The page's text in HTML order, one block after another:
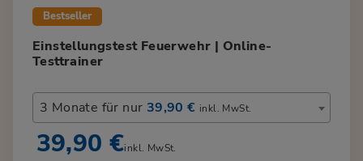
Bestseller
Einstellungstest Feuerwehr | Online-
Testtrainer
3 Monate für nur 39,90 € inkl. MwSt.
39,90 €inkl. MwSt.